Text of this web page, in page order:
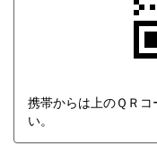
携帯からは上のＱＲ
い。